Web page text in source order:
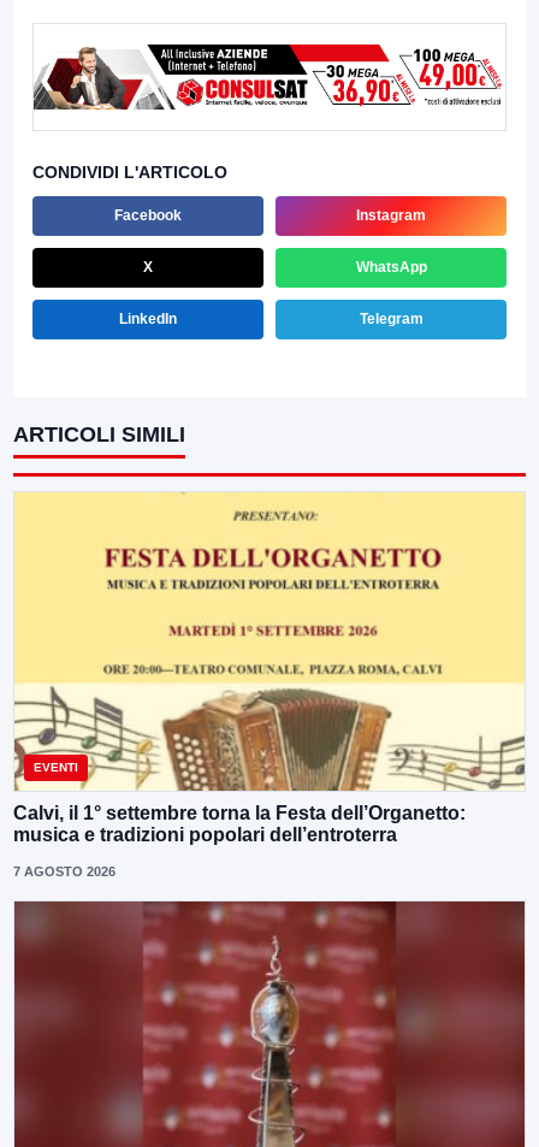
CONDIVIDI L'ARTICOLO
Facebook Instagram
X WhatsApp
LinkedIn Telegram
ARTICOLI SIMILI
EVENTI
Calvi, il 1° settembre torna la Festa dell’Organetto:
musica e tradizioni popolari dell’entroterra
7 AGOSTO 2026